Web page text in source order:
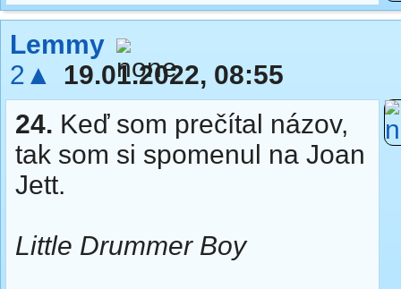
Lemmy
2▲
19.01.2022, 08:55
24. Keď som prečítal názov,
tak som si spomenul na Joan
Jett.
Little Drummer Boy